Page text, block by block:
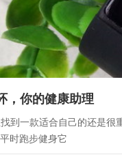
，你的健康助理
到一款适合自己的还是
时跑步健身它